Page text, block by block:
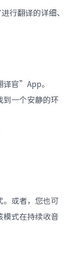
行翻译的详细、
官”App。
一个安静的环
或者，您也可
式在持续收音